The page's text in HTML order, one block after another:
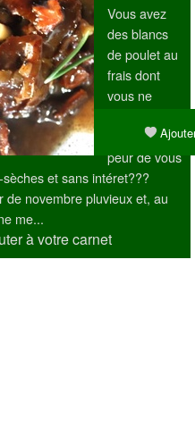
Vous avez
des blancs
de poulet au
frais dont
vous ne
faire, de
peur de vous
et sans intéret???
novembre pluvieux et, au
me...
à votre carnet